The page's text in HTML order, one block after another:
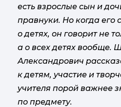
есть взрослые сын и
правнуки. Но когда
о детях, он говорит не
а о всех детях вообще.
Александрович
к детям, участие и
учителя порой важнее
по предмету.